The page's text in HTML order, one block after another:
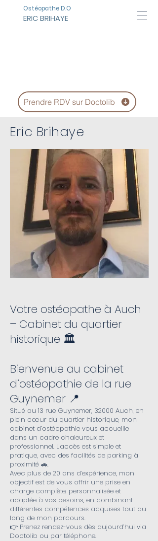
ERIC BRIHAYE
Ostéopathe D.O
Prendre RDV sur Doctolib
Eric Brihaye
Votre ostéopathe à Auch
– Cabinet du quartier
historique 🏛️
Bienvenue au cabinet
d’ostéopathie de la rue
Guynemer 📍
Situé au 13 rue Guynemer, 32000 Auch, en
plein cœur du quartier historique, mon
cabinet d’ostéopathie vous accueille
dans un cadre chaleureux et
professionnel. L’accès est simple et
pratique, avec des facilités de parking à
proximité 🚗.
Avec plus de 20 ans d’expérience, mon
objectif est de vous offrir une prise en
charge complète, personnalisée et
adaptée à vos besoins, en combinant
différentes compétences acquises tout au
long de mon parcours.
👉 Prenez rendez-vous dès aujourd’hui via
Doctolib ou par téléphone.